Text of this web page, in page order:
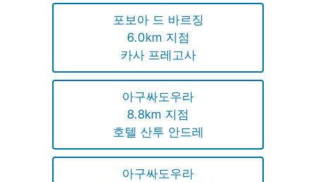
포보아 드 바르징
6.0km 지점
카사 프레고사
아구싸도우라
8.8km 지점
호텔 산투 안드레
아구싸도우라